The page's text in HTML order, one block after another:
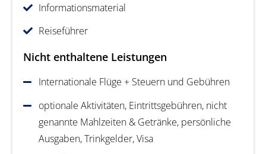
Informationsmaterial
Reiseführer
Nicht enthaltene Leistungen
Internationale Flüge + Steuern und Gebühren
optionale Aktivitäten, Eintrittsgebühren, nicht
genannte Mahlzeiten & Getränke, persönliche
Ausgaben, Trinkgelder, Visa